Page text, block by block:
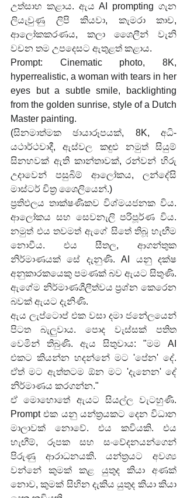
උත්සාහ කළාය. ඇය AI prompting ගැන
ලියැවුණු ලිපි කියවා, කැමරා කාච,
ආලෝකකරණය, කලා ශෛලීන් වැනි
වචන තම උපදෙසට ඇතුළත් කළාය.
Prompt: Cinematic photo, 8K,
hyperrealistic, a woman with tears in her
eyes but a subtle smile, backlighting
from the golden sunrise, style of a Dutch
Master painting.
(සිනමාත්මක ඡායාරූපයක්, 8K, අධි-
යථාර්ථවාදී, ඇස්වල කඳුළු නමුත් සියුම්
සිනහවක් ඇති කාන්තාවක්, රන්වන් හිරු
උදාවෙන් පසුබිම් ආලෝකය, ලන්දේසි
මාස්ටර් චිත්‍ර ශෛලියෙන්.)
ප්‍රතිඵලය තාක්ෂණිකව විශ්මයජනක විය.
ආලෝකය සහ සෙවනැලි පරිපූර්ණ විය.
නමුත් එය තවමත් ඇගේ සිතේ තිබූ හැඟීම
නොවීය. එය සීතල, ආගන්තුක
නිර්මාණයක් සේ දැනුණි. AI යනු දක්ෂ
අනුකාරකයෙකු පමණක් බව ඇයට සිතුණි.
ඇගේම නිර්මාණශීලීත්වය ප්‍රශ්න කෙරෙන
බවක් ඇයට දැනිණි.
ඇය ලැප්ටොප් එක වසා දමා ජනේලයෙන්
පිටත බැලුවාය. පොද වැස්සක් පතිත
වෙමින් තිබුණි. ඇය සිතුවාය: "මම AI
එකට කියන්න හදන්නේ මට 'පේන' දේ.
ඒත් මට ඇත්තටම ඕන මට 'දැනෙන' දේ
නිර්මාණය කරගන්න."
ඒ මොහොතේ ඇයට සියල්ල වැටහුණි.
Prompt එක යනු යන්ත්‍රයකට දෙන විධාන
මාලාවක් නොවේ. එය කවියකි. එය
හැඟීම්, රූපක සහ සංවේදනයන්ගෙන්
පිරුණු ආරාධනයකි. යන්ත්‍රයට අවශ්‍ය
වන්නේ කුමක් කළ යුතුද කියා අණක්
නොව, කුමක් සිහින දැකිය යුතුද කියා කියා